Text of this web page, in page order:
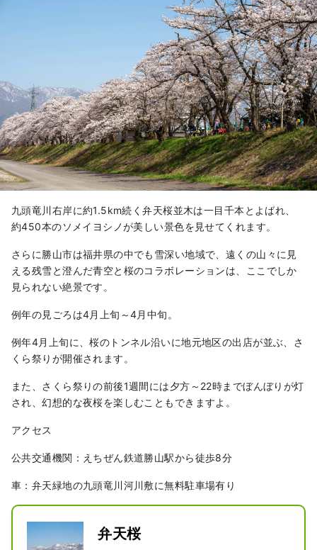
九頭竜川右岸に約1.5km続く弁天桜並木は一目千本とよばれ、
約450本のソメイヨシノが美しい景色を見せてくれます。
さらに勝山市は福井県の中でも雪深い地域で、遠くの山々に見
える残雪と澄んだ青空と桜のコラボレーションは、ここでしか
見られない絶景です。
例年の見ごろは4月上旬～4月中旬。
例年4月上旬に、桜のトンネル沿いに地元地区の出店が並ぶ、さ
くら祭りが開催されます。
また、さくら祭りの前後1週間には夕方～22時までぼんぼりが灯
され、幻想的な夜桜を楽しむこともできますよ。
アクセス
公共交通機関：えちぜん鉄道勝山駅から徒歩8分
車：弁天緑地の九頭竜川河川敷に無料駐車場有り
弁天桜